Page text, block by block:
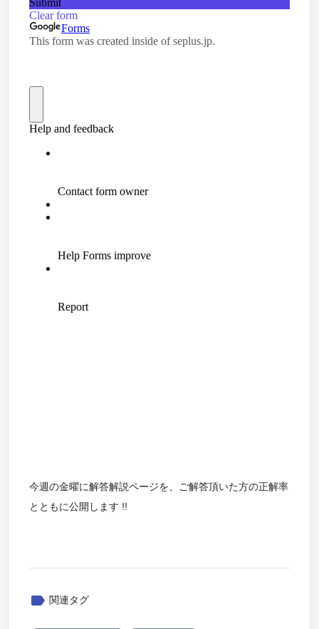
今週の金曜に解答解説ページを、ご解答頂いた方の正解率
とともに公開します !!
label 関連タグ